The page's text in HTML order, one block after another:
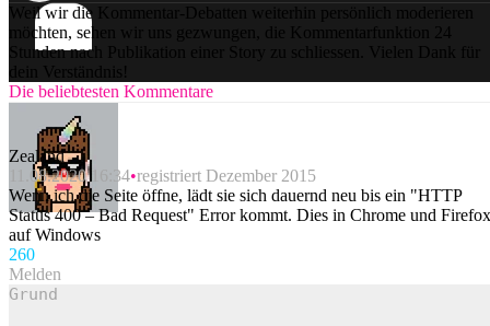
Weil wir die Kommentar-Debatten weiterhin persönlich moderieren
möchten, sehen wir uns gezwungen, die Kommentarfunktion 24
Stunden nach Publikation einer Story zu schliessen. Vielen Dank für
dein Verständnis!
Die beliebtesten Kommentare
Zealand
11.08.2020 16:34 registriert Dezember 2015
Wenn ich die Seite öffne, lädt sie sich dauernd neu bis ein "HTTP
Status 400 – Bad Request" Error kommt. Dies in Chrome und Firefox
auf Windows
260
Melden